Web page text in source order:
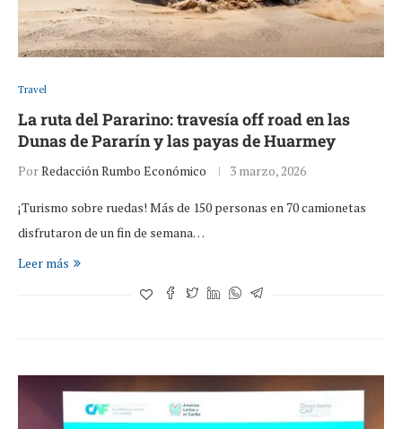
Travel
La ruta del Pararino: travesía off road en las
Dunas de Pararín y las payas de Huarmey
PorRedacción Rumbo Económico 3 marzo, 2026
¡Turismo sobre ruedas! Más de 150 personas en 70 camionetas
disfrutaron de un fin de semana…
Leer más